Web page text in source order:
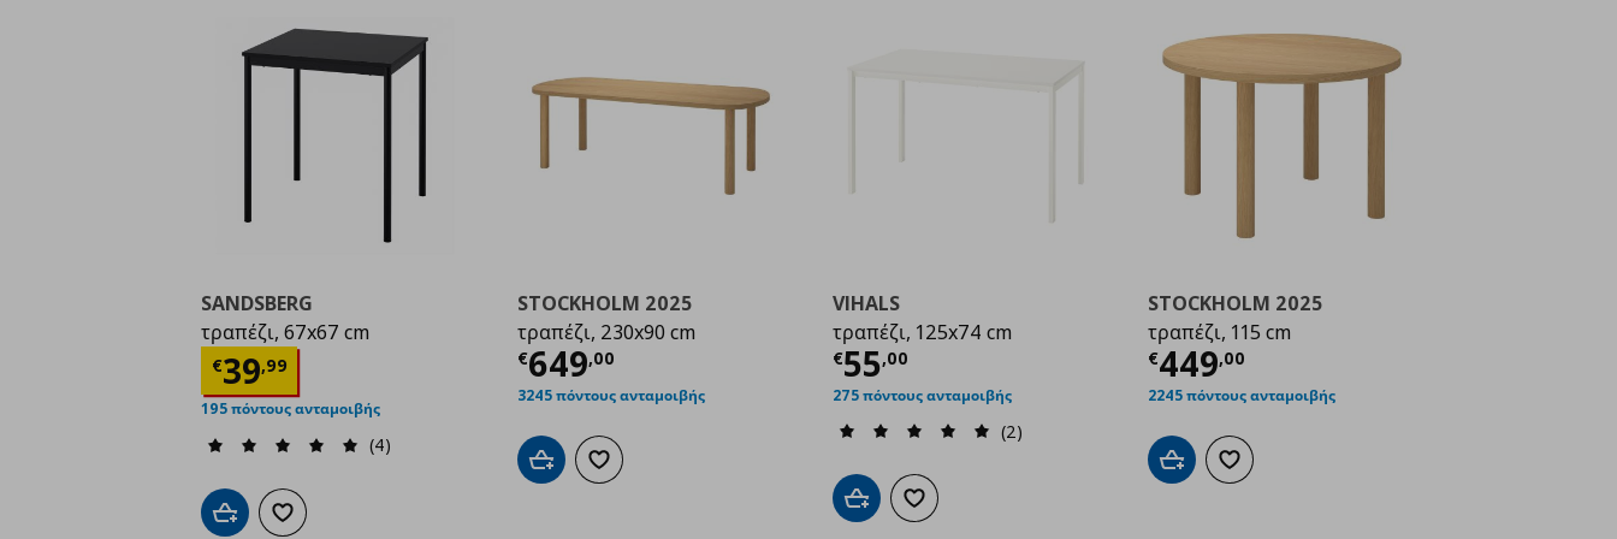
SANDSBERG
τραπέζι, 67x67 cm
€39,99
Τρέχουσα τιμή € 39,99
195 πόντους ανταμοιβής
(4)
Προσθήκη στο καλάθι
Προσθήκη στα αγαπημένα
STOCKHOLM 2025
τραπέζι, 230x90 cm
€649,00
Τρέχουσα τιμή € 649,00
3245 πόντους ανταμοιβής
Προσθήκη στο καλάθι
Προσθήκη στα αγαπημένα
VIHALS
τραπέζι, 125x74 cm
€55,00
Τρέχουσα τιμή € 55,00
275 πόντους ανταμοιβής
(2)
Προσθήκη στο καλάθι
Προσθήκη στα αγαπημένα
STOCKHOLM 2025
τραπέζι, 115 cm
€449,00
Τρέχουσα τιμή
2245 πόντους ανταμοιβής
Προσθήκη στο καλάθι
Προσθήκη στα αγαπημένα